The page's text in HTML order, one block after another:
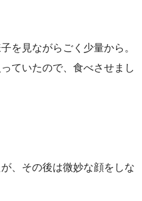
を見ながらごく少量から。
ていたので、食べさせまし
、その後は微妙な顔をしな